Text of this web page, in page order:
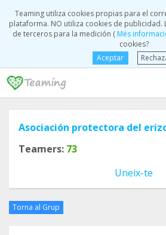
Teaming utiliza cookies propias para el
plataforma. NO utiliza cookies de publicidad.
de terceros para la medición (Més
cookies?
Aceptar
Asociación protectora del
Teamers: 73
Uneix-te
Torna al Grup